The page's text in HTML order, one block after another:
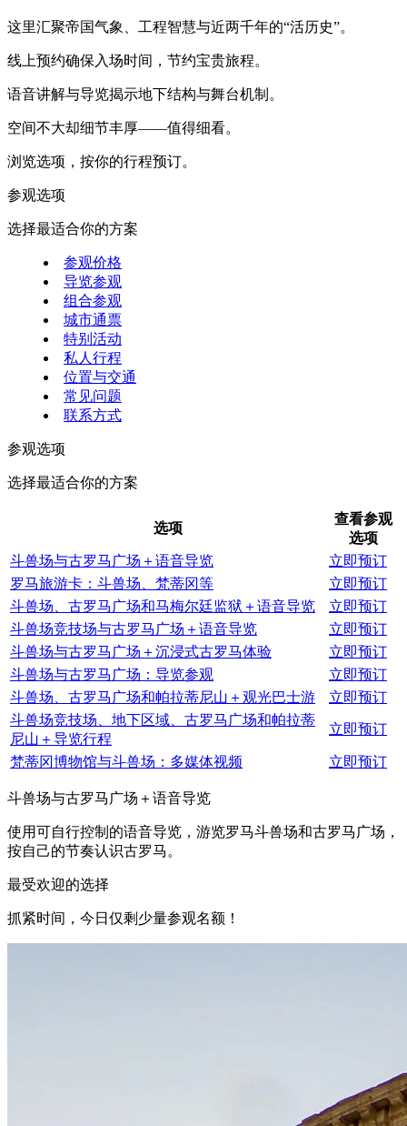
这里汇聚帝国气象、工程智慧与近两千年的“活历史”。
线上预约确保入场时间，节约宝贵旅程。
语音讲解与导览揭示地下结构与舞台机制。
空间不大却细节丰厚——值得细看。
浏览选项，按你的行程预订。
参观选项
选择最适合你的方案
参观价格
导览参观
组合参观
城市通票
特别活动
私人行程
位置与交通
常见问题
联系方式
参观选项
选择最适合你的方案
选项
查看参观
选项
斗兽场与古罗马广场＋语音导览
立即预订
罗马旅游卡：斗兽场、梵蒂冈等
立即预订
斗兽场、古罗马广场和马梅尔廷监狱＋语音导览
立即预订
斗兽场竞技场与古罗马广场＋语音导览
立即预订
斗兽场与古罗马广场＋沉浸式古罗马体验
立即预订
斗兽场与古罗马广场：导览参观
立即预订
斗兽场、古罗马广场和帕拉蒂尼山＋观光巴士游
立即预订
斗兽场竞技场、地下区域、古罗马广场和帕拉蒂
尼山＋导览行程
立即预订
梵蒂冈博物馆与斗兽场：多媒体视频 立即预订
斗兽场与古罗马广场＋语音导览
使用可自行控制的语音导览，游览罗马斗兽场和古罗马广场，
按自己的节奏认识古罗马。
最受欢迎的选择
抓紧时间，今日仅剩少量参观名额！